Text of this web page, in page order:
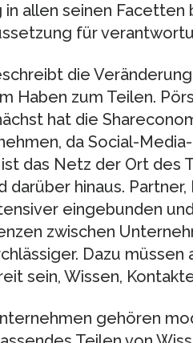
in allen seinen
für
die
Haben zum Teilen.
hat die
da Social-
das Netz der Ort des
darüber hinaus.
eingebunden
zwischen
Dazu
sein, Wissen,
gehören